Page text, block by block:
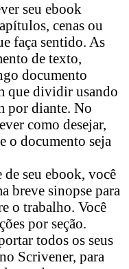
seu ebook
cenas ou
faça sentido. As
de texto,
documento
que dividir usando
por diante. No
como desejar,
o documento seja
de seu ebook, você
breve sinopse para
o trabalho. Você
por seção.
todos os seus
Scrivener, para